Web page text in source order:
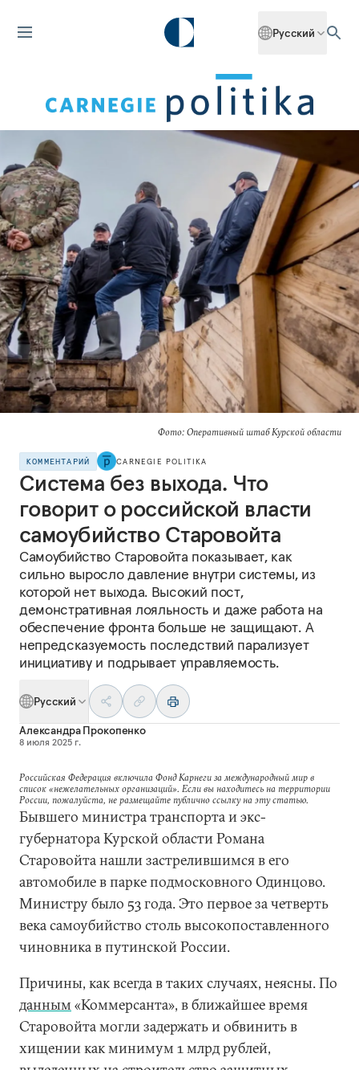
Русский
Фото: Оперативный штаб Курской области
КОММЕНТАРИЙ CARNEGIE POLITIKA
Система без выхода. Что
говорит о российской власти
самоубийство Старовойта
Самоубийство Старовойта показывает, как
сильно выросло давление внутри системы, из
которой нет выхода. Высокий пост,
демонстративная лояльность и даже работа на
обеспечение фронта больше не защищают. А
непредсказуемость последствий парализует
инициативу и подрывает управляемость.
Русский
Александра Прокопенко
8 июля 2025 г.
Российская Федерация включила Фонд Карнеги за международный мир в
список «нежелательных организаций». Если вы находитесь на территории
России, пожалуйста, не размещайте публично ссылку на эту статью.
Бывшего министра транспорта и экс-
губернатора Курской области Романа
Старовойта нашли застрелившимся в его
автомобиле в парке подмосковного Одинцово.
Министру было 53 года. Это первое за четверть
века самоубийство столь высокопоставленного
чиновника в путинской России.
Причины, как всегда в таких случаях, неясны. По
данным «Коммерсанта», в ближайшее время
Старовойта могли задержать и обвинить в
хищении как минимум 1 млрд рублей,